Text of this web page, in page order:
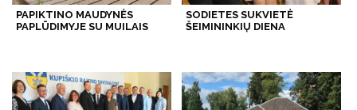
PAPIKTINO MAUDYNĖS
PAPLŪDIMYJE SU MUILAIS
SODIETES SUKVIETĖ
ŠEIMININKIŲ DIENA